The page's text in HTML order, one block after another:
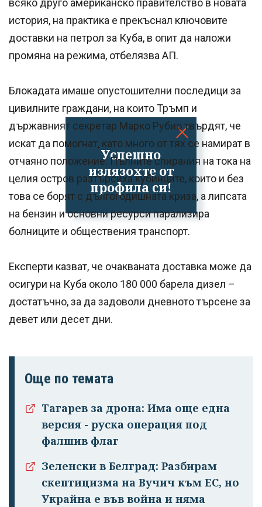
Успешно
излязохте от
профила си!
всяко друго американско правителство в новата
история, на практика е прекъснал ключовите
доставки на петрол за Куба, в опит да наложи
промяна на режима, отбелязва АП.
Блокадата имаше опустошителни последици за
цивилните граждани, на които Тръмп и
държавният секретар Марко Рубио твърдят, че
искат да помогнат, като много от тях се намират в
отчаяно положение. Пълните спирания на тока на
целия остров разтърсиха кубинците, които и без
това се борят с дългогодишната криза, а липсата
на бензин и основни ресурси парализира
болниците и обществения транспорт.
Експерти казват, че очакваната доставка може да
осигури на Куба около 180 000 барела дизел –
достатъчно, за да задоволи дневното търсене за
девет или десет дни.
Още по темата
Тагарев за дрона: Има още една
версия - руска операция под
фалшив флаг
Зеленски в Белград: Разбирам
скептицизма на Вучич към ЕС, но
Украйна е във война и няма